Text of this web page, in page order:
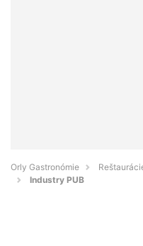
Orly Gastronómie
Industry PUB